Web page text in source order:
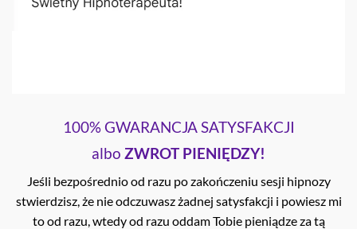
100% GWARANCJA SATYSFAKCJI
albo ZWROT PIENIĘDZY!
Jeśli bezpośrednio od razu po zakończeniu sesji hipnozy
stwierdzisz, że nie odczuwasz żadnej satysfakcji i powiesz mi
to od razu, wtedy od razu oddam Tobie pieniądze za tą